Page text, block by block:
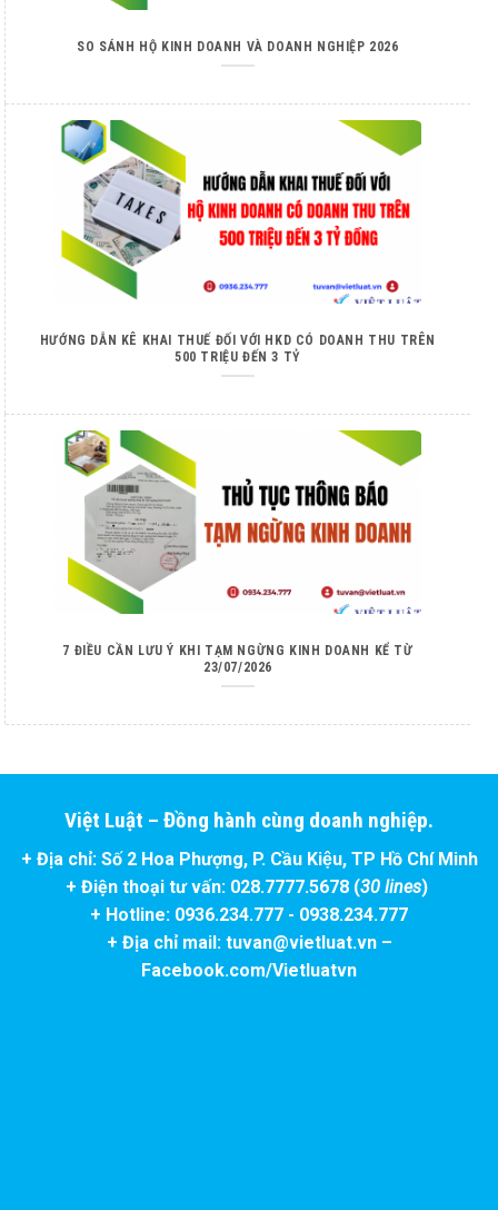
SO SÁNH HỘ KINH DOANH VÀ DOANH NGHIỆP 2026
HƯỚNG DẪN KÊ KHAI THUẾ ĐỐI VỚI HKD CÓ DOANH THU TRÊN
500 TRIỆU ĐẾN 3 TỶ
7 ĐIỀU CẦN LƯU Ý KHI TẠM NGỪNG KINH DOANH KỂ TỪ
23/07/2026
Việt Luật – Đồng hành cùng doanh nghiệp.
+ Địa chỉ: Số 2 Hoa Phượng, P. Cầu Kiệu, TP Hồ Chí Minh
+ Điện thoại tư vấn: 028.7777.5678 (30 lines)
+ Hotline: 0936.234.777 - 0938.234.777
+ Địa chỉ mail: tuvan@vietluat.vn –
Facebook.com/Vietluatvn